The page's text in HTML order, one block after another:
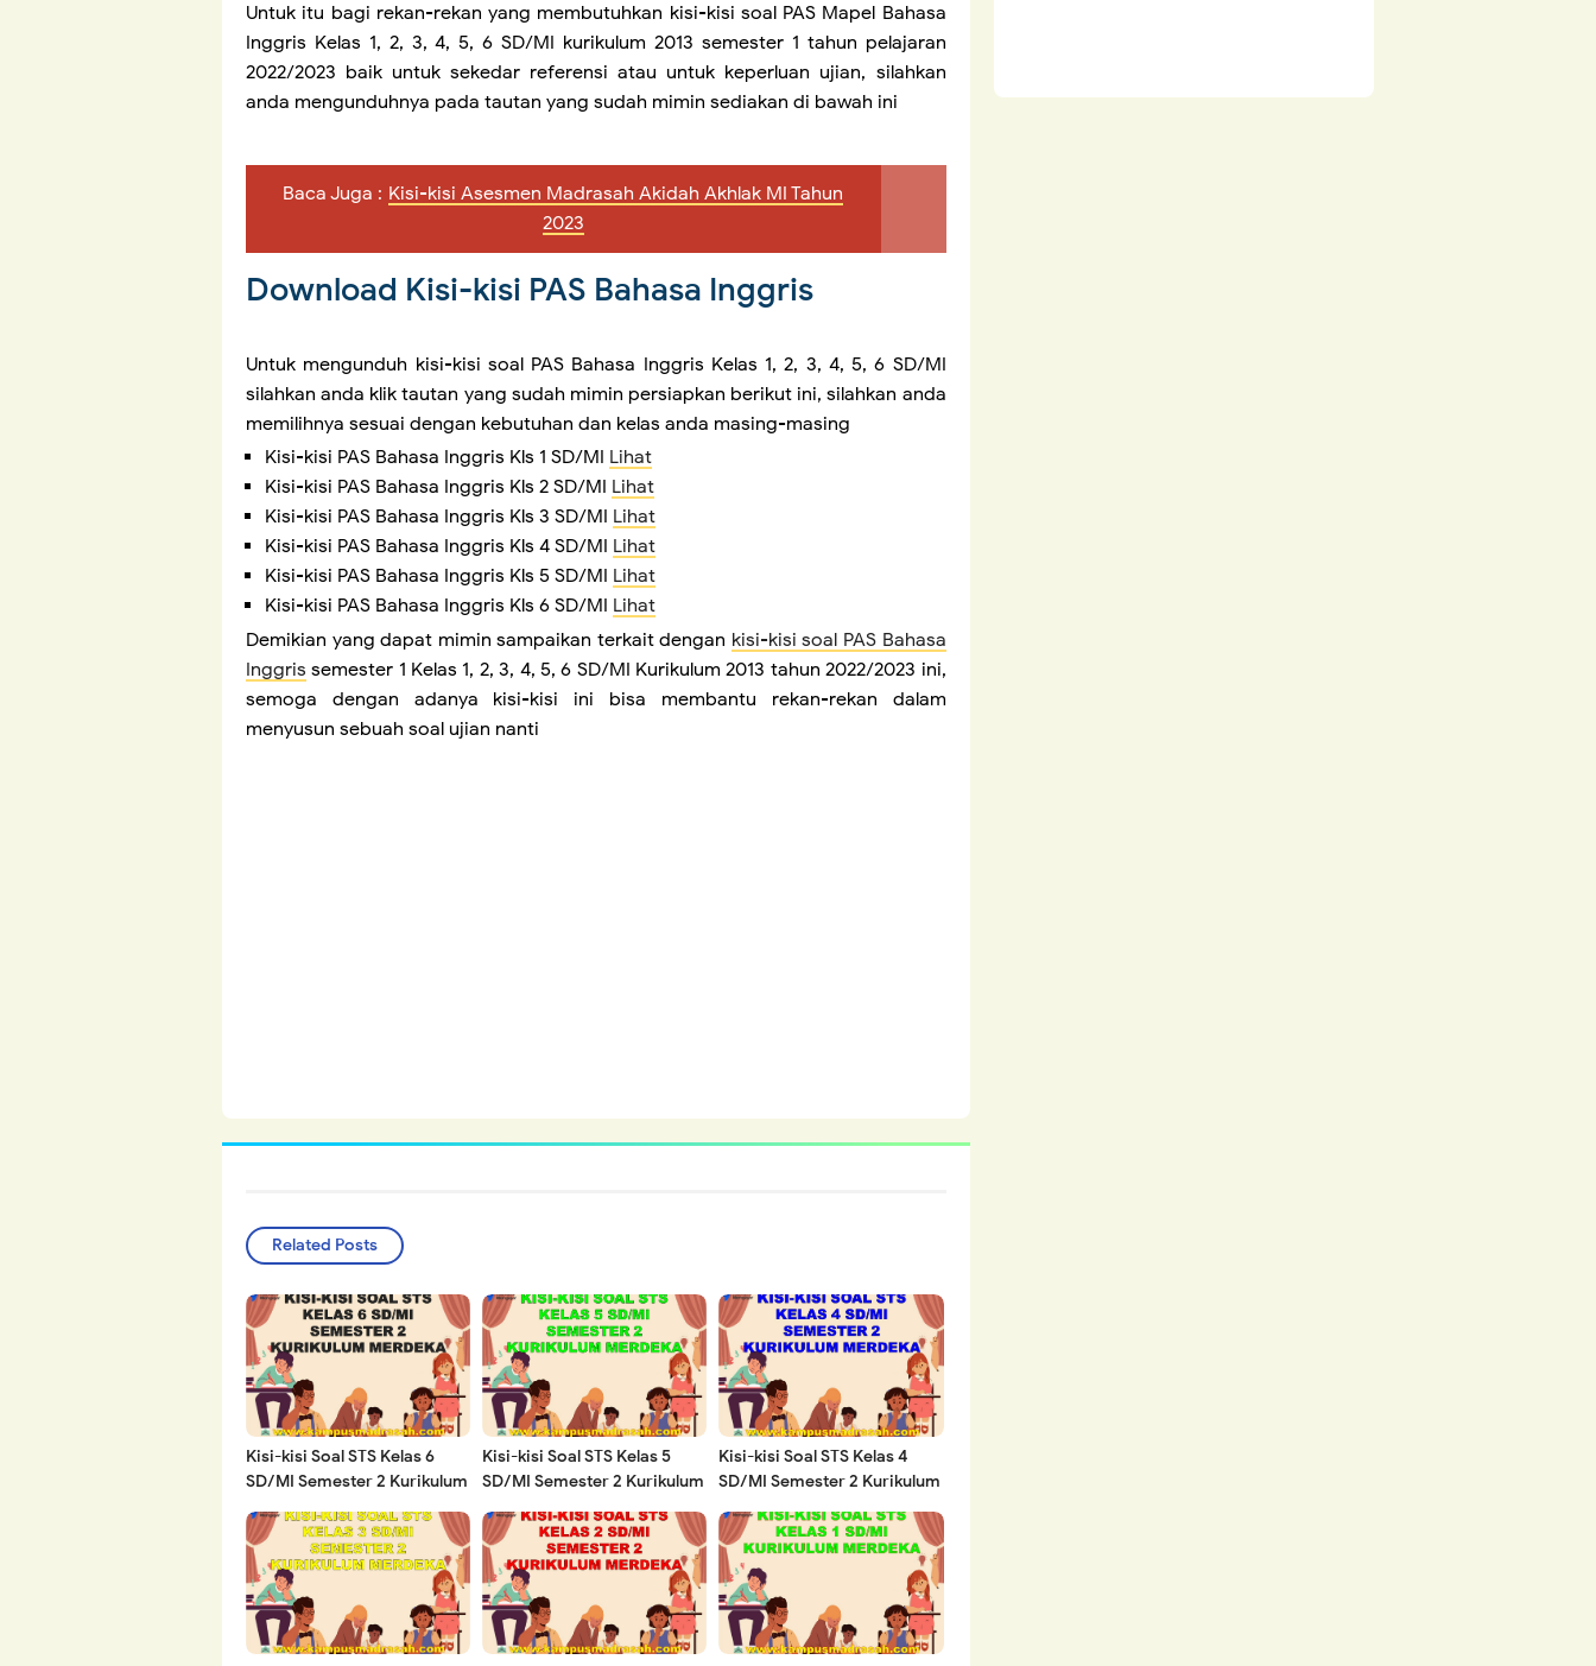
Untuk itu bagi rekan-rekan yang membutuhkan kisi-kisi soal PAS Mapel Bahasa
Inggris Kelas 1, 2, 3, 4, 5, 6 SD/MI kurikulum 2013 semester 1 tahun pelajaran
2022/2023 baik untuk sekedar referensi atau untuk keperluan ujian, silahkan
anda mengunduhnya pada tautan yang sudah mimin sediakan di bawah ini
Baca Juga : Kisi-kisi Asesmen Madrasah Akidah Akhlak MI Tahun
2023
Download Kisi-kisi PAS Bahasa Inggris
Untuk mengunduh kisi-kisi soal PAS Bahasa Inggris Kelas 1, 2, 3, 4, 5, 6 SD/MI
silahkan anda klik tautan yang sudah mimin persiapkan berikut ini, silahkan anda
memilihnya sesuai dengan kebutuhan dan kelas anda masing-masing
Kisi-kisi PAS Bahasa Inggris Kls 1 SD/MI Lihat
Kisi-kisi PAS Bahasa Inggris Kls 2 SD/MI Lihat
Kisi-kisi PAS Bahasa Inggris Kls 3 SD/MI Lihat
Kisi-kisi PAS Bahasa Inggris Kls 4 SD/MI Lihat
Kisi-kisi PAS Bahasa Inggris Kls 5 SD/MI Lihat
Kisi-kisi PAS Bahasa Inggris Kls 6 SD/MI Lihat
Demikian yang dapat mimin sampaikan terkait dengan kisi-kisi soal PAS Bahasa
Inggris semester 1 Kelas 1, 2, 3, 4, 5, 6 SD/MI Kurikulum 2013 tahun 2022/2023 ini,
semoga dengan adanya kisi-kisi ini bisa membantu rekan-rekan dalam
menyusun sebuah soal ujian nanti
Related Posts
Kisi-kisi Soal STS Kelas 6
SD/MI Semester 2 Kurikulum
Kisi-kisi Soal STS Kelas 5
SD/MI Semester 2 Kurikulum
Kisi-kisi Soal STS Kelas 4
SD/MI Semester 2 Kurikulum